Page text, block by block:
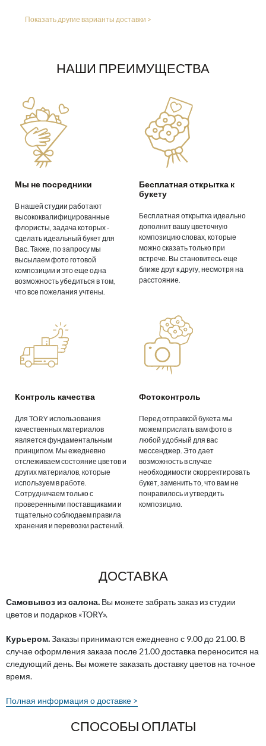
Показать другие варианты доставки >
НАШИ ПРЕИМУЩЕСТВА
Мы не посредники
В нашей студии работают
высококвалифицированные
флористы, задача которых -
сделать идеальный букет для
Вас. Также, по запросу мы
высылаем фото готовой
композиции и это еще одна
возможность убедиться в том,
что все пожелания учтены.
Бесплатная открытка к
букету
Бесплатная открытка идеально
дополнит вашу цветочную
композицию словах, которые
можно сказать только при
встрече. Вы становитесь еще
ближе друг к другу, несмотря на
расстояние.
Контроль качества
Для TORY использования
качественных материалов
является фундаментальным
принципом. Мы ежедневно
отслеживаем состояние цветов и
других материалов, которые
используем в работе.
Сотрудничаем только с
проверенными поставщиками и
тщательно соблюдаем правила
хранения и перевозки растений.
Фотоконтроль
Перед отправкой букета мы
можем прислать вам фото в
любой удобный для вас
мессенджер. Это дает
возможность в случае
необходимости скорректировать
букет, заменить то, что вам не
понравилось и утвердить
композицию.
ДОСТАВКА
Самовывоз из салона. Вы можете забрать заказ из студии
цветов и подарков «TORY».
Курьером.Заказы принимаются ежедневно с 9.00 до 21.00. В
случае оформления заказа после 21.00 доставка переносится на
следующий день. Вы можете заказать доставку цветов на точное
время.
Полная информация о доставке >
СПОСОБЫ ОПЛАТЫ